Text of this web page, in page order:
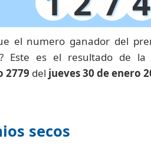
el numero ganador del
? Este es el resultado de
2779 del jueves 30 de enero
secos